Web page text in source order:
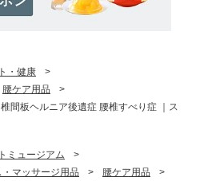
・健康
>
腰ケア用品
>
間板ヘルニア後遺症 腰椎すべり症 ｜ス
ミュージアム
>
・マッサージ用品 > 腰ケア用品
>